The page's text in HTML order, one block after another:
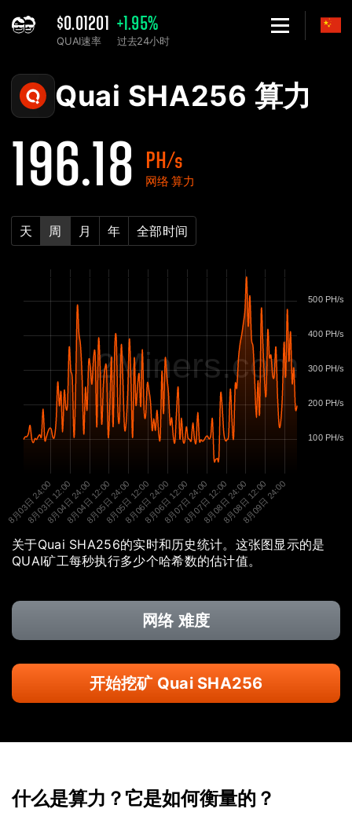
$0.01201
QUAI速率
+1.95%
过去24小时
Quai SHA256 网络算力表 - 2Miners
Quai SHA256 算力
196.18 PH/s
网络 算力
天 周 月 年 全部时间
2Miners.com
8月03日 24:00
8月03日 12:00
8月04日 24:00
8月04日 12:00
8月05日 24:00
8月05日 12:00
8月06日 24:00
8月06日 12:00
8月07日 24:00
8月07日 12:00
8月08日 24:00
8月08日 12:00
8月09日 24:00
100 PH/s
200 PH/s
300 PH/s
400 PH/s
500 PH/s
关于Quai SHA256的实时和历史统计。这张图显示的是
QUAI矿工每秒执行多少个哈希数的估计值。
网络 难度
开始挖矿 Quai SHA256
什么是算力？它是如何衡量的？